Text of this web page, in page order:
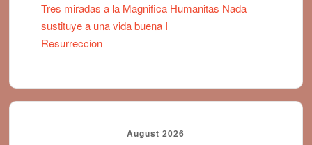
Tres miradas a la Magnifica Humanitas Nada
sustituye a una vida buena I
Resurreccion
August 2026